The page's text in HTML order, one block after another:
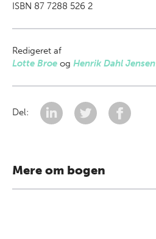
ISBN 87 7288 526 2
Redigeret af
Lotte Broe og Henrik Dahl Jensen
Del:
Mere om bogen